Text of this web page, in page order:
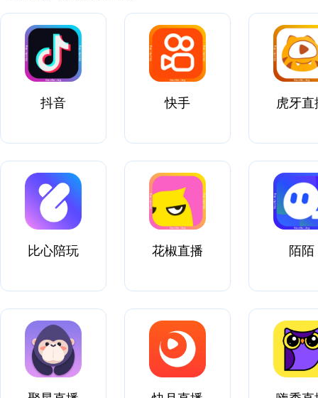
抖音 快手 虎牙直
比心陪玩 花椒直播 陌陌